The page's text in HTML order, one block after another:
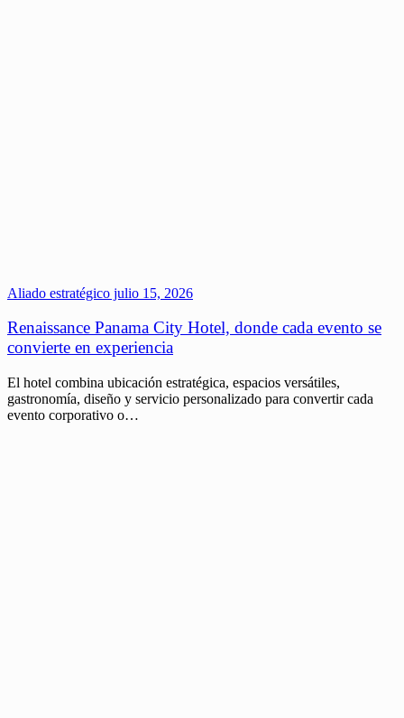
Aliado estratégico julio 15, 2026
Renaissance Panama City Hotel, donde cada evento se
convierte en experiencia
El hotel combina ubicación estratégica, espacios versátiles,
gastronomía, diseño y servicio personalizado para convertir cada
evento corporativo o…